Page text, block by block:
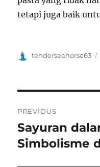
tetapi juga baik
Author
tenderseahorse63
pos
PREVIOUS
Previous
post:
Sayuran
Simbolisme